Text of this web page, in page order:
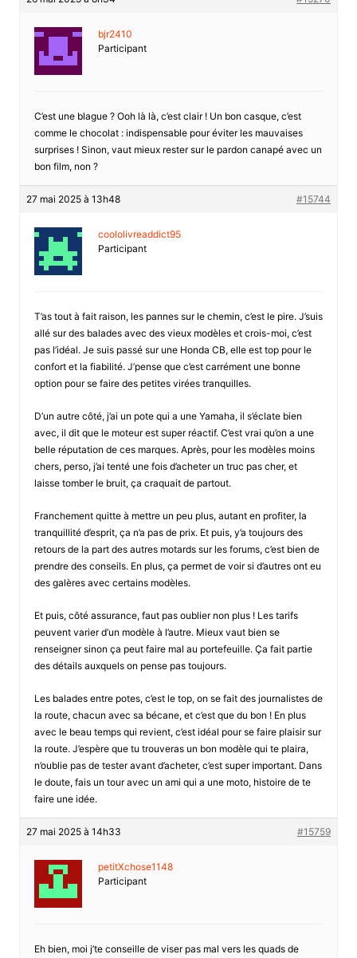
bjr2410
Participant
C’est une blague ? Ooh là là, c’est clair ! Un bon casque, c’est
comme le chocolat : indispensable pour éviter les mauvaises
surprises ! Sinon, vaut mieux rester sur le pardon canapé avec un
bon film, non ?
27 mai 2025 à 13h48 #15744
coololivreaddict95
Participant
T’as tout à fait raison, les pannes sur le chemin, c’est le pire. J’suis
allé sur des balades avec des vieux modèles et crois-moi, c’est
pas l’idéal. Je suis passé sur une Honda CB, elle est top pour le
confort et la fiabilité. J’pense que c’est carrément une bonne
option pour se faire des petites virées tranquilles.
D’un autre côté, j’ai un pote qui a une Yamaha, il s’éclate bien
avec, il dit que le moteur est super réactif. C’est vrai qu’on a une
belle réputation de ces marques. Après, pour les modèles moins
chers, perso, j’ai tenté une fois d’acheter un truc pas cher, et
laisse tomber le bruit, ça craquait de partout.
Franchement quitte à mettre un peu plus, autant en profiter, la
tranquillité d’esprit, ça n’a pas de prix. Et puis, y’a toujours des
retours de la part des autres motards sur les forums, c’est bien de
prendre des conseils. En plus, ça permet de voir si d’autres ont eu
des galères avec certains modèles.
Et puis, côté assurance, faut pas oublier non plus ! Les tarifs
peuvent varier d’un modèle à l’autre. Mieux vaut bien se
renseigner sinon ça peut faire mal au portefeuille. Ça fait partie
des détails auxquels on pense pas toujours.
Les balades entre potes, c’est le top, on se fait des journalistes de
la route, chacun avec sa bécane, et c’est que du bon ! En plus
avec le beau temps qui revient, c’est idéal pour se faire plaisir sur
la route. J’espère que tu trouveras un bon modèle qui te plaira,
n’oublie pas de tester avant d’acheter, c’est super important. Dans
le doute, fais un tour avec un ami qui a une moto, histoire de te
faire une idée.
27 mai 2025 à 14h33 #15759
petitXchose1148
Participant
Eh bien, moi j’te conseille de viser pas mal vers les quads de